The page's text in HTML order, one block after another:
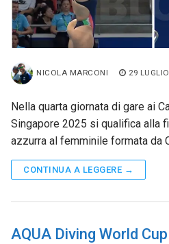
NICOLA MARCONI 29
Nella quarta giornata di gare ai
Singapore 2025 si qualifica alla
azzurra al femminile formata da
CONTINUA A LEGGERE →
AQUA Diving World